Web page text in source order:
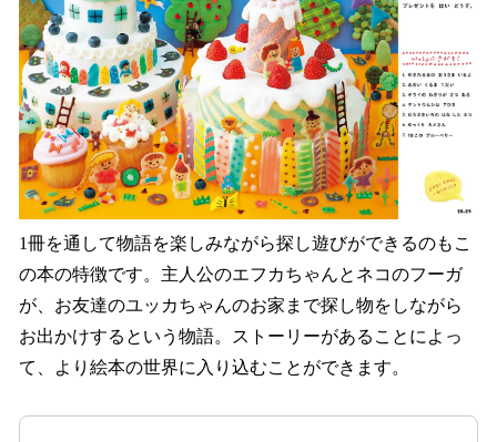
1冊を通して物語を楽しみながら探し遊びができるのもこ
の本の特徴です。主人公のエフカちゃんとネコのフーガ
が、お友達のユッカちゃんのお家まで探し物をしながら
お出かけするという物語。ストーリーがあることによっ
て、より絵本の世界に入り込むことができます。